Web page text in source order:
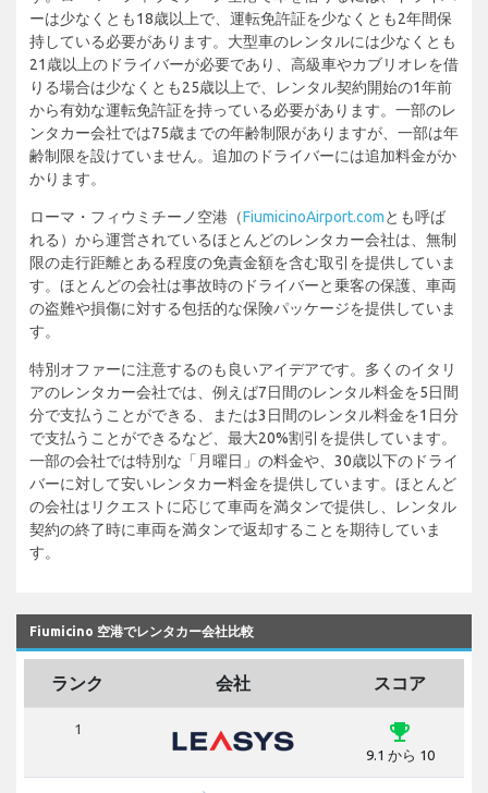
ーは少なくとも18歳以上で、運転免許証を少なくとも2年間保
持している必要があります。大型車のレンタルには少なくとも
21歳以上のドライバーが必要であり、高級車やカブリオレを借
りる場合は少なくとも25歳以上で、レンタル契約開始の1年前
から有効な運転免許証を持っている必要があります。一部のレ
ンタカー会社では75歳までの年齢制限がありますが、一部は年
齢制限を設けていません。追加のドライバーには追加料金がか
かります。
ローマ・フィウミチーノ空港（FiumicinoAirport.comとも呼ば
れる）から運営されているほとんどのレンタカー会社は、無制
限の走行距離とある程度の免責金額を含む取引を提供していま
す。ほとんどの会社は事故時のドライバーと乗客の保護、車両
の盗難や損傷に対する包括的な保険パッケージを提供していま
す。
特別オファーに注意するのも良いアイデアです。多くのイタリ
アのレンタカー会社では、例えば7日間のレンタル料金を5日間
分で支払うことができる、または3日間のレンタル料金を1日分
で支払うことができるなど、最大20%割引を提供しています。
一部の会社では特別な「月曜日」の料金や、30歳以下のドライ
バーに対して安いレンタカー料金を提供しています。ほとんど
の会社はリクエストに応じて車両を満タンで提供し、レンタル
契約の終了時に車両を満タンで返却することを期待していま
す。
Fiumicino 空港でレンタカー会社比較
ランク 会社 スコア
1 emoji_events
9.1 から 10